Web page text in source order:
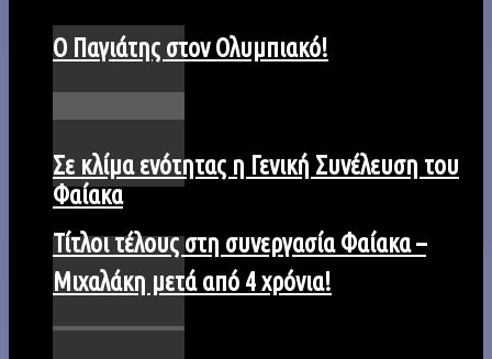
Ο Παγιάτης στον Ολυμπιακό!
Τίτλοι τέλους στη συνεργασία Φαίακα –
Μιχαλάκη μετά από 4 χρόνια!
Σε κλίμα ενότητας η Γενική Συνέλευση του
Φαίακα